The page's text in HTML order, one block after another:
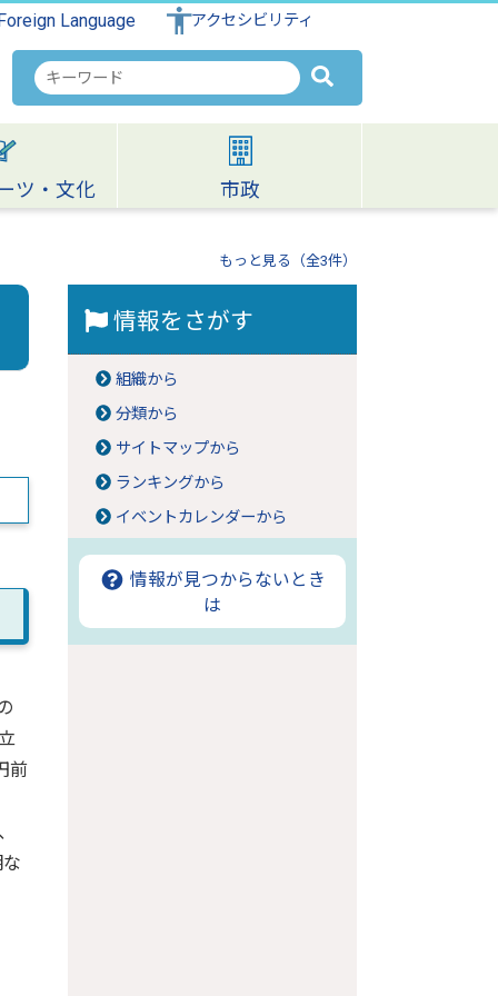
Language アクセシビリティ
検
索
キ
ワ
ー
ツ・文化 市政
もっと見る（全3件）
前
情報をさがす
組織から
分類から
サイトマップから
ランキングから
イベントカレンダーから
情報が見つからないとき
は